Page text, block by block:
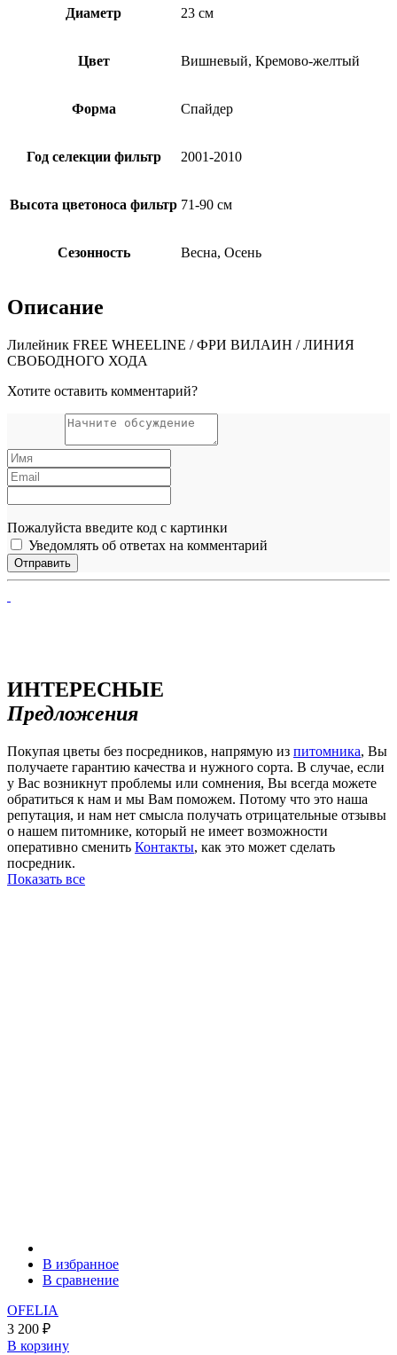
Диаметр 23 см
Цвет Вишневый, Кремово-желтый
Форма Спайдер
Год селекции фильтр 2001-2010
Высота цветоноса фильтр 71-90 см
Сезонность Весна, Осень
Описание
Лилейник FREE WHEELINE / ФРИ ВИЛАИН / ЛИНИЯ
СВОБОДНОГО ХОДА
Хотите оставить комментарий?
Пожалуйста введите код с картинки
Уведомлять об ответах на комментарий
ИНТЕРЕСНЫЕ
Предложения
Покупая цветы без посредников, напрямую из питомника, Вы
получаете гарантию качества и нужного сорта. В случае, если
у Вас возникнут проблемы или сомнения, Вы всегда можете
обратиться к нам и мы Вам поможем. Потому что это наша
репутация, и нам нет смысла получать отрицательные отзывы
о нашем питомнике, который не имеет возможности
оперативно сменить Контакты, как это может сделать
посредник.
Показать все
В избранное
В сравнение
OFELIA
3 200 ₽
В корзину